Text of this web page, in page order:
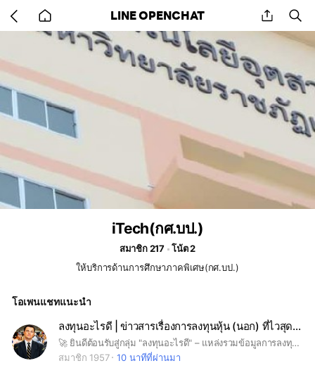
back
to
home
LINE OPENCHAT share
iTech(กศ.บป.)
สมาชิก 217
โน้ต 2
ให้บริการด้านการศึกษาภาคพิเศษ(กศ.บป.)
โอเพนแชทแนะนำ
ลงทุนอะไรดี | ข่าวสารเรื่องการลงทุนหุ้น (นอก) ที่ไวสุดในไทย🚀
🚀 ยินดีต้อนรับสู่กลุ่ม "ลงทุนอะไรดี" – แหล่งรวมข้อมูลการลงทุนหุ้น! กลุ่มนี่สร้างโดยเพจลงทุนอะไรดี – สำหรับนักลงทุนที่สนใจตลาดหุ้นทั่วโลก โดยเฉพาะ หุ้นต่างประเทศ (U.S. Stocks), กองทุนต่างประเทศ, ETF และการลงทุนอื่นๆ เราเน้นการแลกเปลี่ยนความรู้ อัปเดตข่าวสาร วิเคราะห์แนวโน้มตลาด และช่วยกันเติบโตทางการเงินไปด้วยกันครับ! 💡 สิ่งที่คุณจะได้รับจากกลุ่มนี้ ✅ ข่าวสารและแนวโน้มการลงทุนที่สำคัญ ✅ แลกเปลี่ยนไอเดียและวิเคราะห์ตลาดกับเพื่อนนักลงทุน ✅ แชร์กลยุทธ์ เทคนิค และโอกาสใหม่ๆ ✅ คำแนะนำจากเพื่อนร่วมวงการ 📌 กฎกติกาในกลุ่ม (โปรดอ่าน!) 1️⃣ เคารพซึ่งกันและกัน – ไม่พาดพิง ดราม่า หรือก่อให้เกิดความขัดแย้ง 2️⃣ ห้ามโฆษณา / Spam – หากต้องการโปรโมท ติดต่อแอดมินก่อน 3️⃣ แชร์ข้อมูลที่มีแหล่งที่มา – ลดข่าวลือและข้อมูลเท็จ 4️⃣ ไม่แนะนำหรือชวนลงทุนที่ผิดกฎหมาย – ปลอดภัยไว้ก่อน 5️⃣ พูดคุยกันด้วยเหตุผล – สังคมนักลงทุนต้องการข้อมูลที่มีคุณค่า
สมาชิก 1957
10 นาทีที่ผ่านมา